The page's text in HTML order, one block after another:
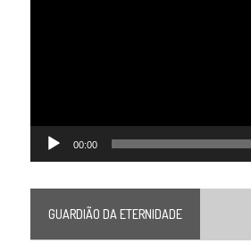
00:00
GUARDIÃO DA ETERNIDADE